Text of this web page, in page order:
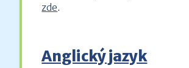
zde.
Anglický jazyk